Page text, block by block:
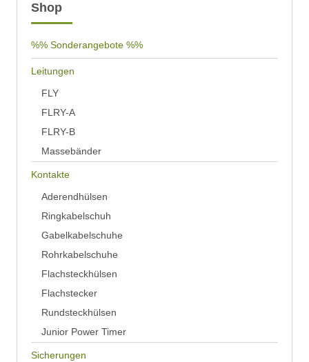
Shop
%% Sonderangebote %%
Leitungen
FLY
FLRY-A
FLRY-B
Massebänder
Kontakte
Aderendhülsen
Ringkabelschuh
Gabelkabelschuhe
Rohrkabelschuhe
Flachsteckhülsen
Flachstecker
Rundsteckhülsen
Junior Power Timer
Sicherungen